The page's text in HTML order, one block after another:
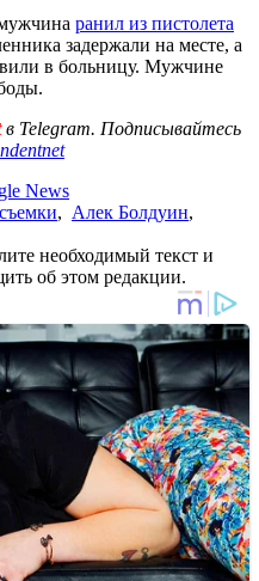
ранил из пистолета
задержали на месте, а
в больницу. Мужчине
в Telegram. Подписывайтесь
News
съемки, Алек Болдуин,
необходимый текст и
об этом редакции.